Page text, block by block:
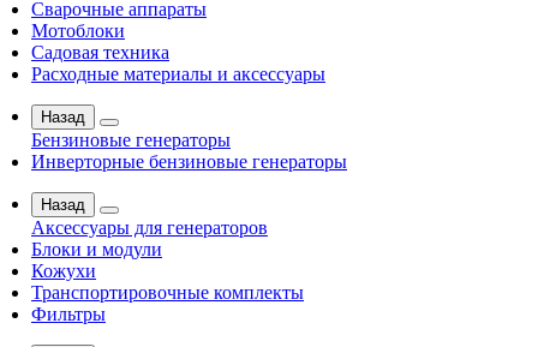
Сварочные аппараты
Мотоблоки
Садовая техника
Расходные материалы и аксессуары
Назад
Бензиновые генераторы
Инверторные бензиновые генераторы
Назад
Аксессуары для генераторов
Блоки и модули
Кожухи
Транспортировочные комплекты
Фильтры